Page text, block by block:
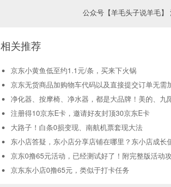
公众号【羊毛头子说羊毛
相关推荐
京东小黄鱼低至约1.1元/条，买来下火锅
京东无货商品加购物车代码以及直接提交订单无需
净化器、按摩椅、净水器，都是大品牌！美的、
注册得10京东E卡，邀请好友封顶30京东E卡
大路子！白条0损变现、南航机票套现大法
东小店答疑，东小店分享店铺在哪里？东小店成长
京东0撸65元活动，已经测试好了！附完整版活动
京东东小店0撸65元，类似于打卡任务